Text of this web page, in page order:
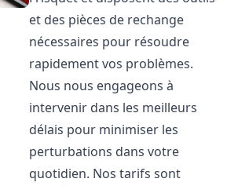
et des pièces de rechange
nécessaires pour résoudre
rapidement vos problèmes.
Nous nous engageons à
intervenir dans les meilleurs
délais pour minimiser les
perturbations dans votre
quotidien. Nos tarifs sont